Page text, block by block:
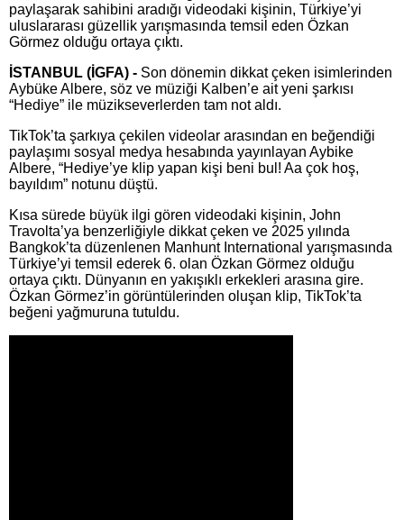
paylaşarak sahibini aradığı videodaki kişinin, Türkiye’yi
uluslararası güzellik yarışmasında temsil eden Özkan
Görmez olduğu ortaya çıktı.
İSTANBUL (İGFA) - Son dönemin dikkat çeken isimlerinden
Aybüke Albere, söz ve müziği Kalben’e ait yeni şarkısı
“Hediye” ile müzikseverlerden tam not aldı.
TikTok’ta şarkıya çekilen videolar arasından en beğendiği
paylaşımı sosyal medya hesabında yayınlayan Aybike
Albere, “Hediye’ye klip yapan kişi beni bul! Aa çok hoş,
bayıldım” notunu düştü.
Kısa sürede büyük ilgi gören videodaki kişinin, John
Travolta’ya benzerliğiyle dikkat çeken ve 2025 yılında
Bangkok’ta düzenlenen Manhunt International yarışmasında
Türkiye’yi temsil ederek 6. olan Özkan Görmez olduğu
ortaya çıktı. Dünyanın en yakışıklı erkekleri arasına gire.
Özkan Görmez’in görüntülerinden oluşan klip, TikTok’ta
beğeni yağmuruna tutuldu.